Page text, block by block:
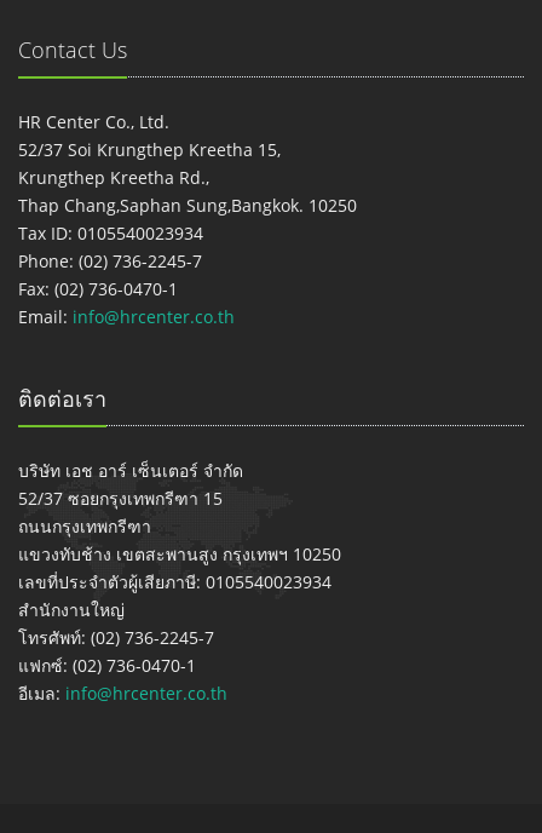
Contact Us
HR Center Co., Ltd.
52/37 Soi Krungthep Kreetha 15,
Krungthep Kreetha Rd.,
Thap Chang,Saphan Sung,Bangkok. 10250
Tax ID: 0105540023934
Phone: (02) 736-2245-7
Fax: (02) 736-0470-1
Email: info@hrcenter.co.th
ติดต่อเรา
บริษัท เอช อาร์ เซ็นเตอร์ จำกัด
52/37 ซอยกรุงเทพกรีฑา 15
ถนนกรุงเทพกรีฑา
แขวงทับช้าง เขตสะพานสูง กรุงเทพฯ 10250
เลขที่ประจำตัวผู้เสียภาษี: 0105540023934
สำนักงานใหญ่
โทรศัพท์: (02) 736-2245-7
แฟกซ์: (02) 736-0470-1
อีเมล: info@hrcenter.co.th